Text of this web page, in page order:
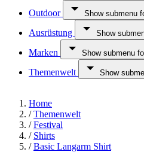
Outdoor Show submenu
Ausrüstung Show
Marken Show submenu
Themenwelt Show
Home
/ Themenwelt
/ Festival
/ Shirts
/ Basic Langarm Shirt